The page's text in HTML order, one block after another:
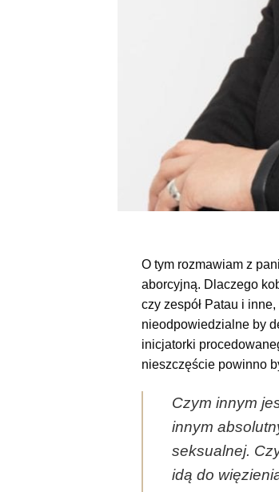
O tym rozmawiam z
aborcyjną. Dlaczego
czy zespół Patau i
nieodpowiedzialne by
inicjatorki
nieszczęście powinno
Czym innym
innym
seksualnej.
idą do